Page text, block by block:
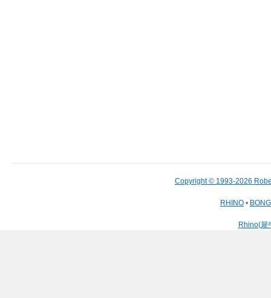
Copyright © 1993-2026
RHINO •
Rhino(犀